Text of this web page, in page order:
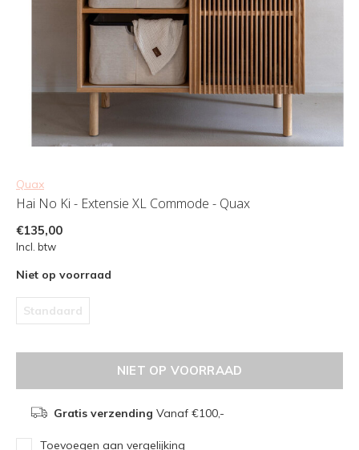
Quax
Hai No Ki - Extensie XL Commode - Quax
€135,00
Incl. btw
Niet op voorraad
Standaard
NIET OP VOORRAAD
Gratis verzending Vanaf €100,-
Toevoegen aan vergelijking